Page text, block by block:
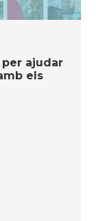
ajudar
els